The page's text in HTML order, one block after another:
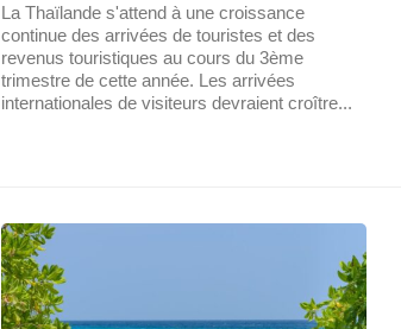
La Thaïlande s'attend à une croissance
continue des arrivées de touristes et des
revenus touristiques au cours du 3ème
trimestre de cette année. Les arrivées
internationales de visiteurs devraient croître...